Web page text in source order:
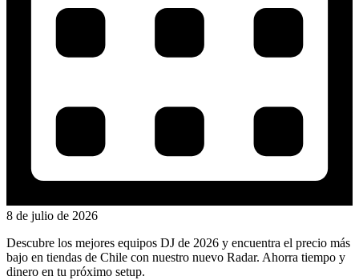
8 de julio de 2026
Descubre los mejores equipos DJ de 2026 y encuentra el precio más
bajo en tiendas de Chile con nuestro nuevo Radar. Ahorra tiempo y
dinero en tu próximo setup.